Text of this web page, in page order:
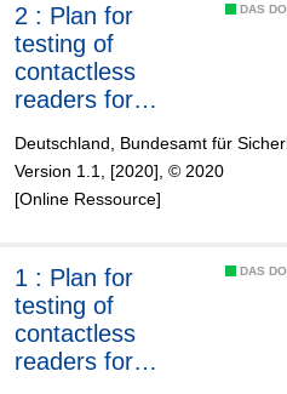
DAS
2 : Plan for
testing of
contactless
readers for
CEN/TS
16794:2017
Deutschland, Bundesamt für
Version 1.1, [2020], © 2020
[Online Ressource]
DAS
1 : Plan for
testing of
contactless
readers for